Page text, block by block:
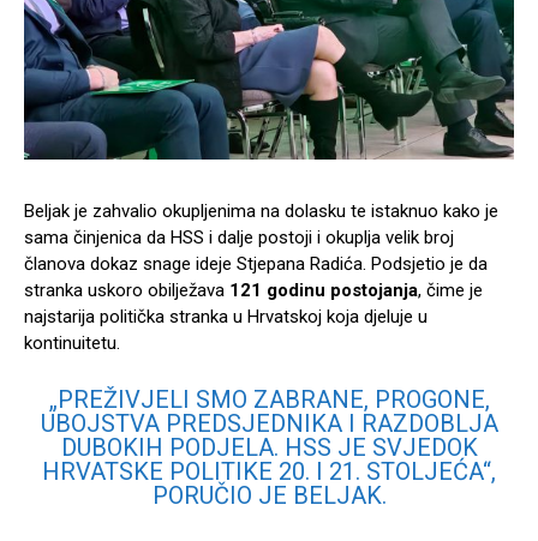
Beljak je zahvalio okupljenima na dolasku te istaknuo kako je
sama činjenica da HSS i dalje postoji i okuplja velik broj
članova dokaz snage ideje Stjepana Radića. Podsjetio je da
stranka uskoro obilježava 121 godinu postojanja, čime je
najstarija politička stranka u Hrvatskoj koja djeluje u
kontinuitetu.
„PREŽIVJELI SMO ZABRANE, PROGONE,
UBOJSTVA PREDSJEDNIKA I RAZDOBLJA
DUBOKIH PODJELA. HSS JE SVJEDOK
HRVATSKE POLITIKE 20. I 21. STOLJEĆA“,
PORUČIO JE BELJAK.